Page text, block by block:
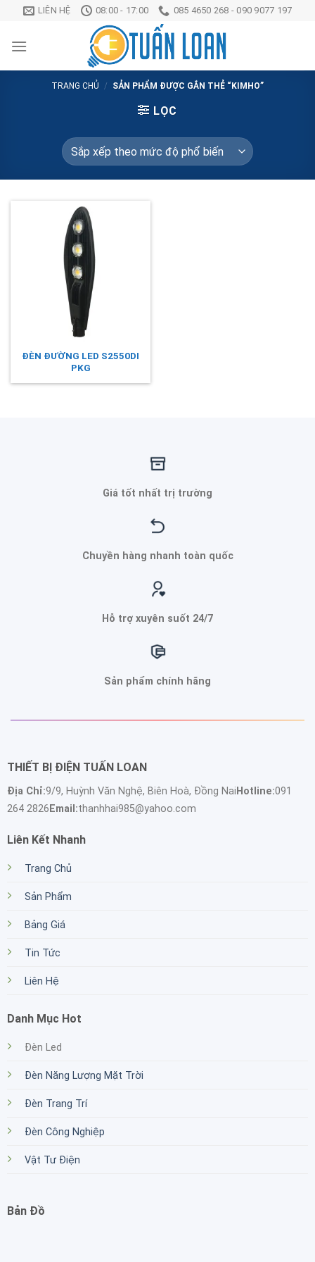
Chuyển
nội
LIÊN HỆ 08:00 - 17:00 085 4650 268 - 090 9077 197
TRANG CHỦ / SẢN PHẨM ĐƯỢC GẮN THẺ “KIMHO”
LỌC
ĐÈN ĐƯỜNG LED S2550DI
PKG
Giá tốt nhất trị trường
Chuyền hàng nhanh toàn quốc
Hỗ trợ xuyên suốt 24/7
Sản phẩm chính hãng
THIẾT BỊ ĐIỆN TUẤN LOAN
Địa Chỉ:9/9, Huỳnh Văn Nghệ, Biên Hoà, Đồng Nai Hotline:091
264 2826 Email:thanhhai985@yahoo.com
Liên Kết Nhanh
Trang Chủ
Sản Phẩm
Bảng Giá
Tin Tức
Liên Hệ
Danh Mục Hot
Đèn Led
Đèn Năng Lượng Mặt Trời
Đèn Trang Trí
Đèn Công Nghiệp
Vật Tư Điện
Bản Đồ